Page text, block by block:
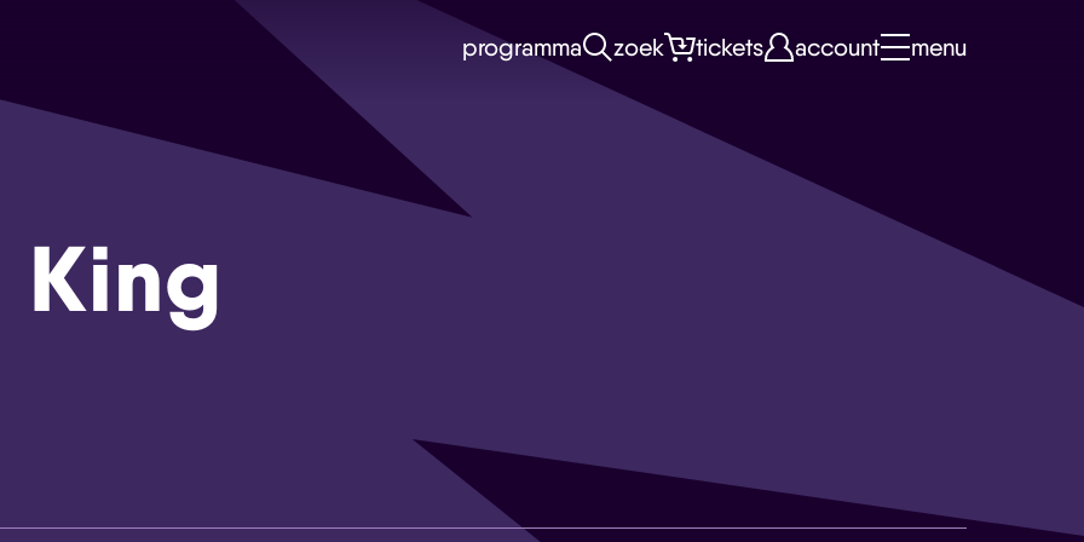
programma zoek tickets account menu
King